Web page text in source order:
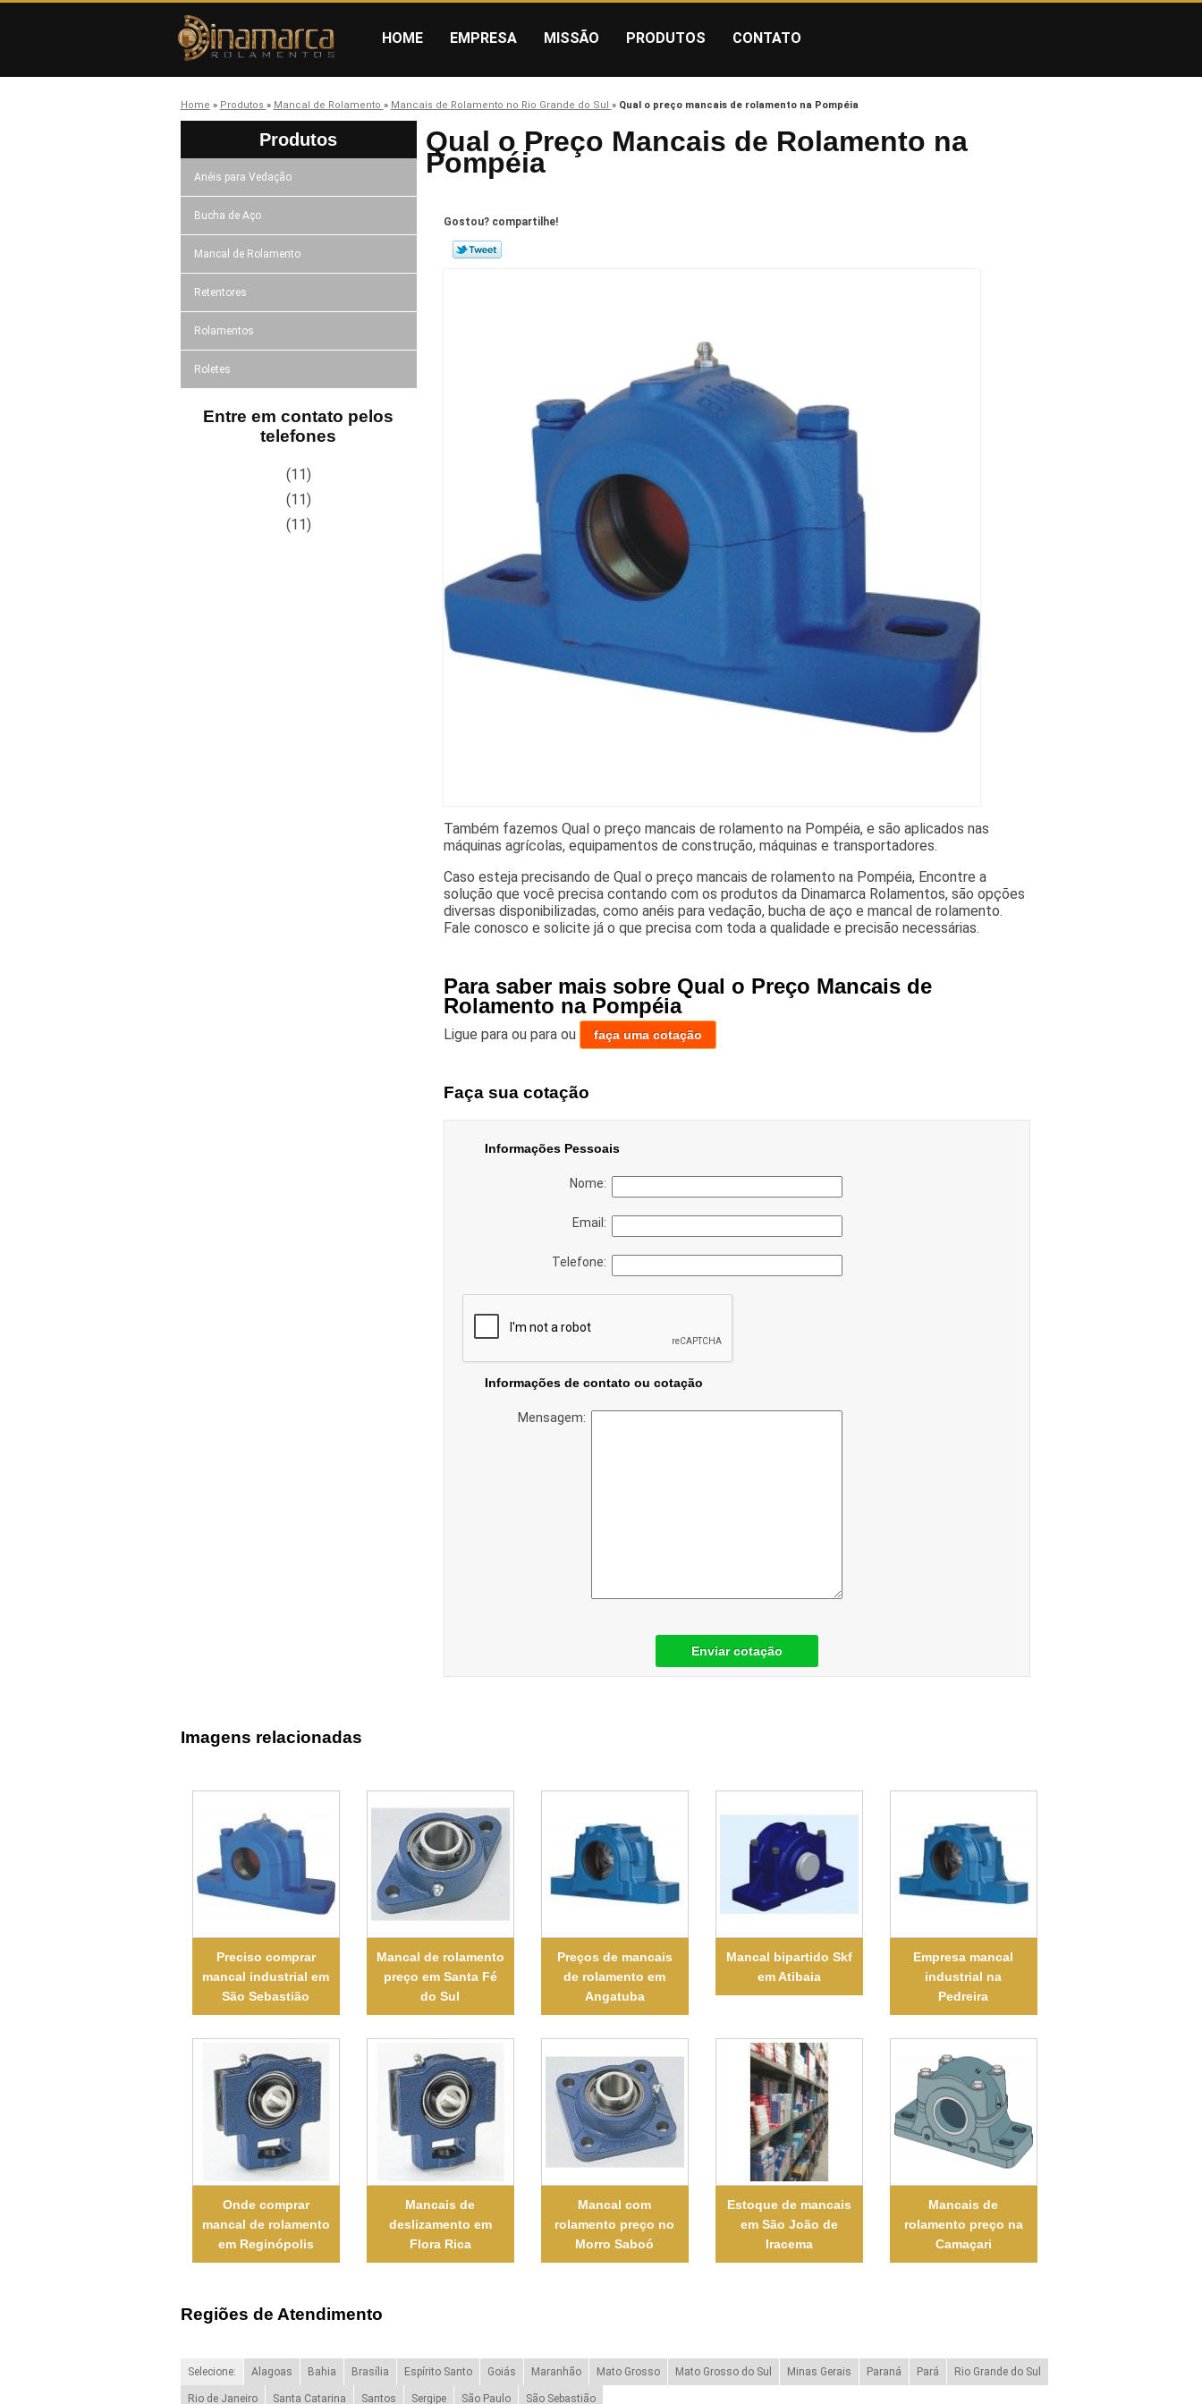
HOME EMPRESA MISSÃO PRODUTOS CONTATO
Home » Produtos » Mancal de Rolamento » Mancais de Rolamento no Rio Grande do Sul » Qual o preço mancais de rolamento na Pompéia
Produtos
Anéis para Vedação
Bucha de Aço
Mancal de Rolamento
Retentores
Rolamentos
Roletes
Entre em contato pelos
telefones
(11)
(11)
(11)
Qual o Preço Mancais de Rolamento na
Pompéia
Gostou? compartilhe!
Também fazemos Qual o preço mancais de rolamento na Pompéia, e são aplicados nas
máquinas agrícolas, equipamentos de construção, máquinas e transportadores.
Caso esteja precisando de Qual o preço mancais de rolamento na Pompéia, Encontre a
solução que você precisa contando com os produtos da Dinamarca Rolamentos, são opções
diversas disponibilizadas, como anéis para vedação, bucha de aço e mancal de rolamento.
Fale conosco e solicite já o que precisa com toda a qualidade e precisão necessárias.
Para saber mais sobre Qual o Preço Mancais de
Rolamento na Pompéia
Ligue para ou para ou faça uma cotação
Faça sua cotação
Informações Pessoais
Nome:
Email:
Telefone:
Informações de contato ou cotação
Mensagem:
Enviar cotação
Imagens relacionadas
Preciso comprar
mancal industrial em
São Sebastião
Mancal de rolamento
preço em Santa Fé
do Sul
Preços de mancais
de rolamento em
Angatuba
Mancal bipartido Skf
em Atibaia
Empresa mancal
industrial na
Pedreira
Onde comprar
mancal de rolamento
em Reginópolis
Mancais de
deslizamento em
Flora Rica
Mancal com
rolamento preço no
Morro Saboó
Estoque de mancais
em São João de
Iracema
Mancais de
rolamento preço na
Camaçari
Regiões de Atendimento
Selecione: Alagoas Bahia Brasília Espírito Santo Goiás Maranhão Mato Grosso Mato Grosso do Sul Minas Gerais Paraná Pará Rio Grande do Sul
Rio de Janeiro Santa Catarina Santos Sergipe São Paulo São Sebastião